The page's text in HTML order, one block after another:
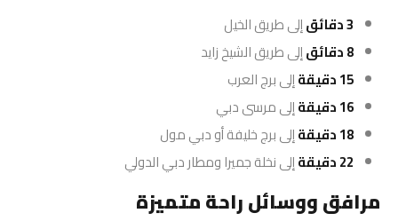
3 دقائق
إلى طريق الخيل
8 دقائق
إلى طريق الشيخ زايد
15 دقيقة
إلى برج العرب
16 دقيقة
إلى مرسى دبي
18 دقيقة
إلى برج خليفة أو دبي مول
22 دقيقة
إلى نخلة جميرا ومطار دبي الدولي
مرافق ووسائل راحة متميزة